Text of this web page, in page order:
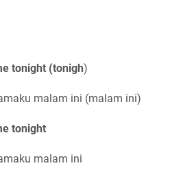
tonight (tonigh)
malam ini (malam ini)
tonight
malam ini